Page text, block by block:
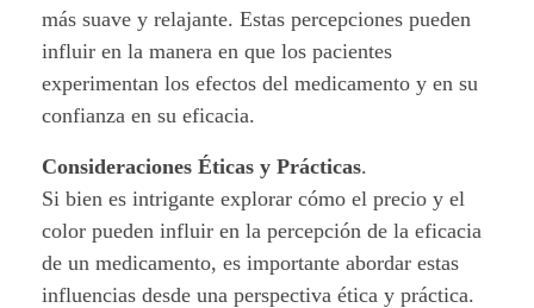
y
d
e
l
c
o
más suave y relajante. Estas percepciones pueden
influir en la manera en que los pacientes
experimentan los efectos del medicamento y en su
confianza en su eficacia.
Consideraciones Éticas y Prácticas.
Si bien es intrigante explorar cómo el precio y el
color pueden influir en la percepción de la eficacia
de un medicamento, es importante abordar estas
influencias desde una perspectiva ética y práctica.